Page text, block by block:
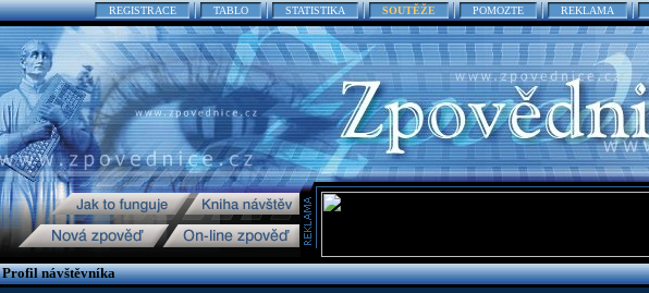
REGISTRACE TABLO STATISTIKA SOUTĚŽE POMOZTE REKLAMA
Profil návštěvníka